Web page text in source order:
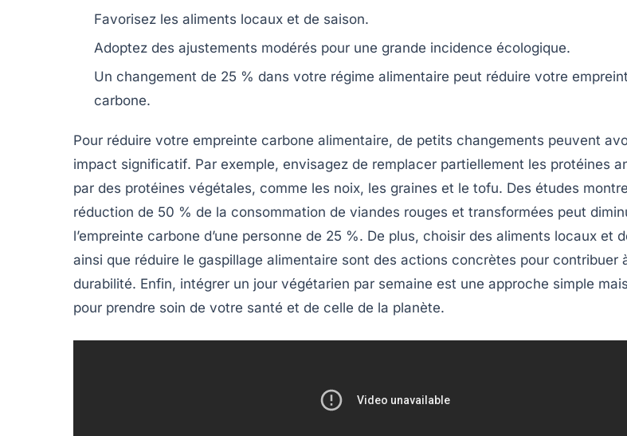
Favorisez les aliments locaux et de saison.
Adoptez des ajustements modérés pour une grande incidence écologique.
Un changement de 25 % dans votre régime alimentaire peut réduire votre
carbone.
Pour réduire votre empreinte carbone alimentaire, de petits changements peuvent
impact significatif. Par exemple, envisagez de remplacer partiellement les protéines
par des protéines végétales, comme les noix, les graines et le tofu. Des études
réduction de 50 % de la consommation de viandes rouges et transformées peut
l’empreinte carbone d’une personne de 25 %. De plus, choisir des aliments locaux et
ainsi que réduire le gaspillage alimentaire sont des actions concrètes pour contribuer
durabilité. Enfin, intégrer un jour végétarien par semaine est une approche simple
pour prendre soin de votre santé et de celle de la planète.